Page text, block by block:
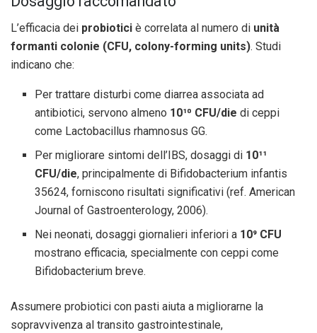
L’efficacia dei probiotici è correlata al numero di unità
formanti colonie (CFU, colony-forming units). Studi
indicano che:
Per trattare disturbi come diarrea associata ad
antibiotici, servono almeno 10¹⁰ CFU/die di ceppi
come Lactobacillus rhamnosus GG.
Per migliorare sintomi dell’IBS, dosaggi di 10¹¹
CFU/die, principalmente di Bifidobacterium infantis
35624, forniscono risultati significativi (ref. American
Journal of Gastroenterology, 2006).
Nei neonati, dosaggi giornalieri inferiori a 10⁹ CFU
mostrano efficacia, specialmente con ceppi come
Bifidobacterium breve.
Assumere probiotici con pasti aiuta a migliorarne la
sopravvivenza al transito gastrointestinale,